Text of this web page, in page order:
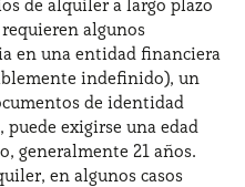
de alquiler a largo plazo
algunos
en una entidad financiera
indefinido), un
de identidad
puede exigirse una edad
generalmente 21 años.
en algunos casos